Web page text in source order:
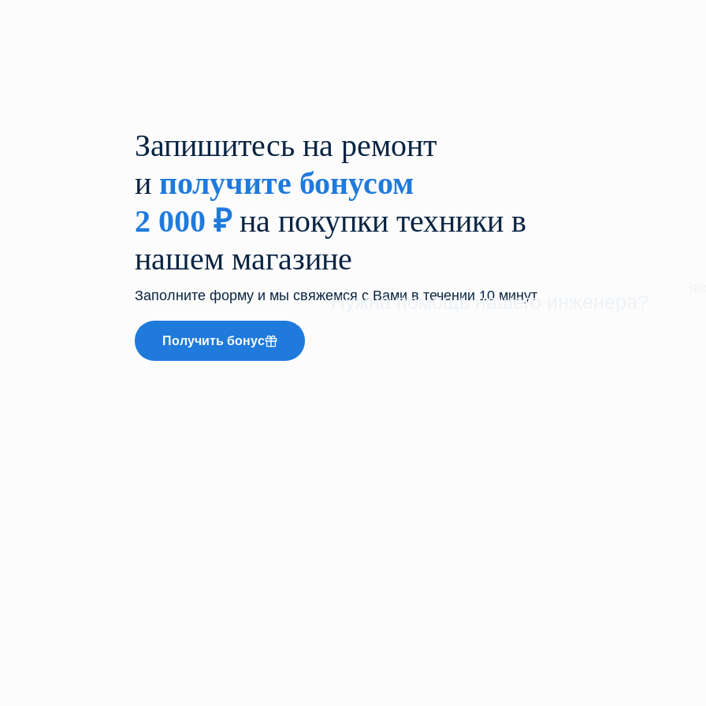
Запишитесь на ремонт
и получите бонусом
2 000 ₽на покупки техники в
нашем магазине
Заполните форму и мы свяжемся с Вами в течении 10 минут
Получить бонус
Нужна помощь нашего инженера?